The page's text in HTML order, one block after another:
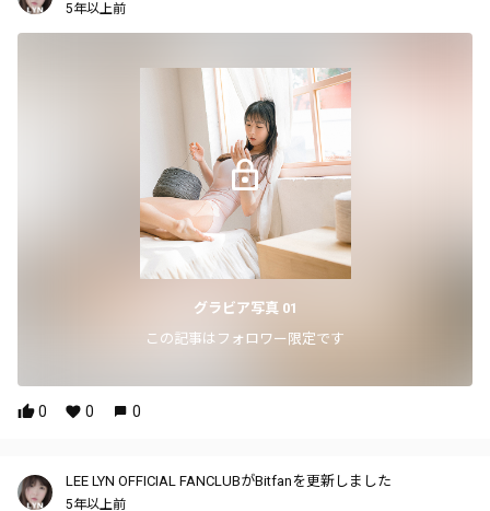
5年以上前
グラビア写真 01
この記事はフォロワー限定です
0 0 0
LEE LYN OFFICIAL FANCLUBがBitfanを更新しました
5年以上前